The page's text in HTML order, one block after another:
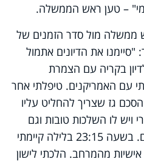
– טען ראש הממשלה.
ממשלה מול סדר הזמנים של
את הדיונים אתמול
נכנסתי לדיון בקריה עם הצמרת
עם האמריקנים. טיפלתי אחר
גז שצריך להחליט עליו
ויש לו השלכות טובות וגם
מורכבות. ואז נסעתי לירושלים. בשעה 23:15 בלילה קיימתי
מהמרחב. הלכתי לישון